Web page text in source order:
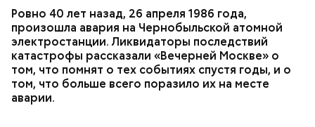
Ровно 40 лет назад, 26 апреля 1986 года,
произошла авария на Чернобыльской атомной
электростанции. Ликвидаторы последствий
катастрофы рассказали «Вечерней Москве» о
том, что помнят о тех событиях спустя годы, и о
том, что больше всего поразило их на месте
аварии.